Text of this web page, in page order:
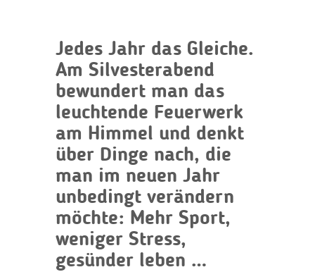
Jedes Jahr das Gleiche.
Am Silvesterabend
bewundert man das
leuchtende Feuerwerk
am Himmel und denkt
über Dinge nach, die
man im neuen Jahr
unbedingt verändern
möchte: Mehr Sport,
weniger Stress,
gesünder leben …